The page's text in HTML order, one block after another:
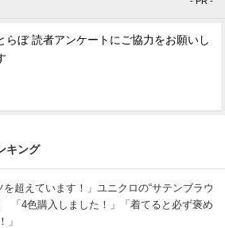
らぼ 読者アンケートにご協力をお願いし
キング
を超えています！」ユニクロの“サテンブラウ
「4色購入しました！」「着てると必ず褒め
」